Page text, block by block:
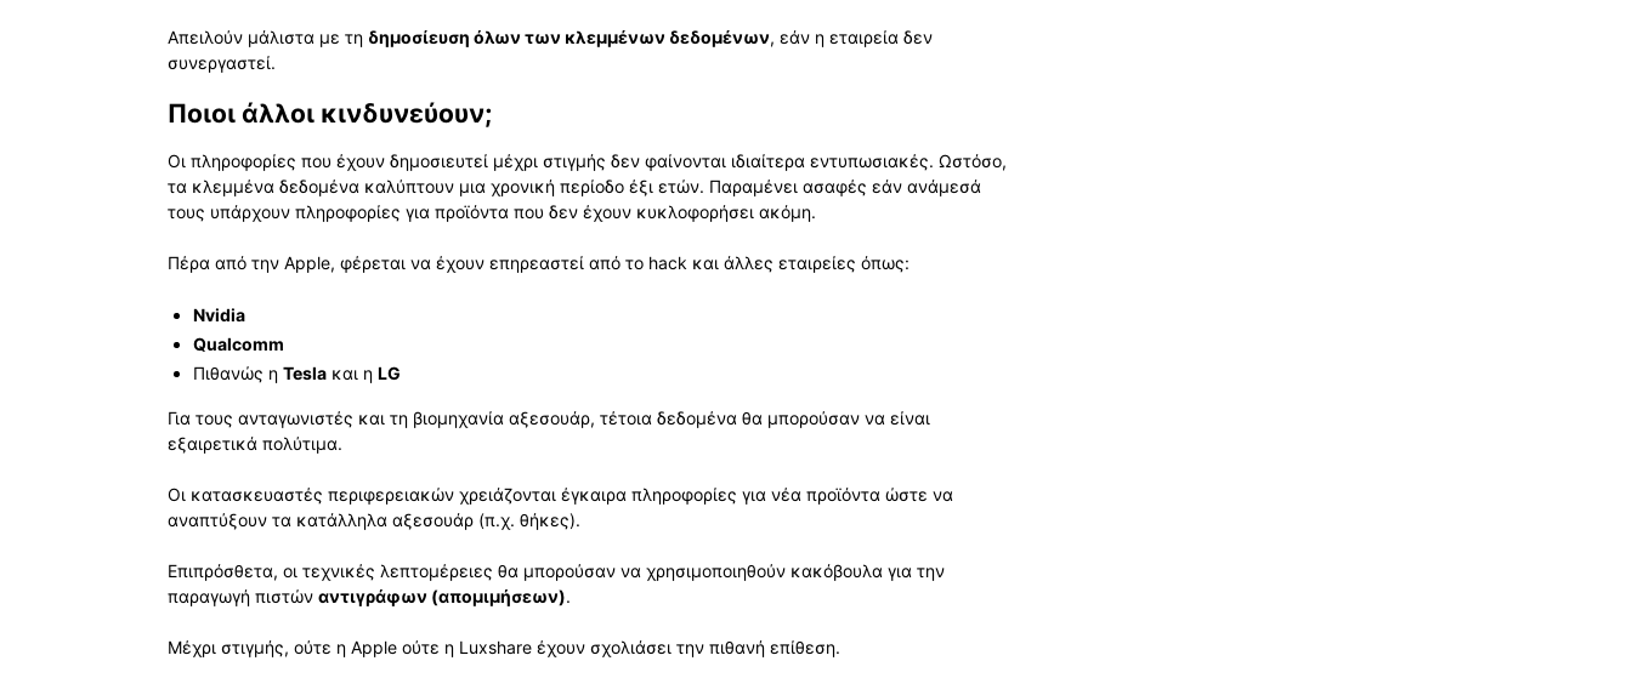
Απειλούν μάλιστα με τη δημοσίευση όλων των κλεμμένων δεδομένων, εάν η εταιρεία δεν
συνεργαστεί.
Ποιοι άλλοι κινδυνεύουν;
Οι πληροφορίες που έχουν δημοσιευτεί μέχρι στιγμής δεν φαίνονται ιδιαίτερα εντυπωσιακές. Ωστόσο,
τα κλεμμένα δεδομένα καλύπτουν μια χρονική περίοδο έξι ετών. Παραμένει ασαφές εάν ανάμεσά
τους υπάρχουν πληροφορίες για προϊόντα που δεν έχουν κυκλοφορήσει ακόμη.
Πέρα από την Apple, φέρεται να έχουν επηρεαστεί από το hack και άλλες εταιρείες όπως:
Nvidia
Qualcomm
Πιθανώς η Tesla και η LG
Για τους ανταγωνιστές και τη βιομηχανία αξεσουάρ, τέτοια δεδομένα θα μπορούσαν να είναι
εξαιρετικά πολύτιμα.
Οι κατασκευαστές περιφερειακών χρειάζονται έγκαιρα πληροφορίες για νέα προϊόντα ώστε να
αναπτύξουν τα κατάλληλα αξεσουάρ (π.χ. θήκες).
Επιπρόσθετα, οι τεχνικές λεπτομέρειες θα μπορούσαν να χρησιμοποιηθούν κακόβουλα για την
παραγωγή πιστών αντιγράφων (απομιμήσεων).
Μέχρι στιγμής, ούτε η Apple ούτε η Luxshare έχουν σχολιάσει την πιθανή επίθεση.